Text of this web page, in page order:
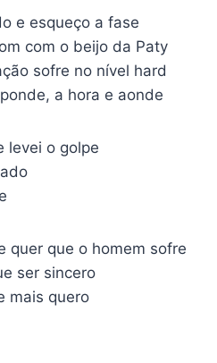
e esqueço a fase
com o beijo da Paty
sofre no nível hard
a hora e aonde
levei o golpe
quer que o homem sofre
ser sincero
mais quero